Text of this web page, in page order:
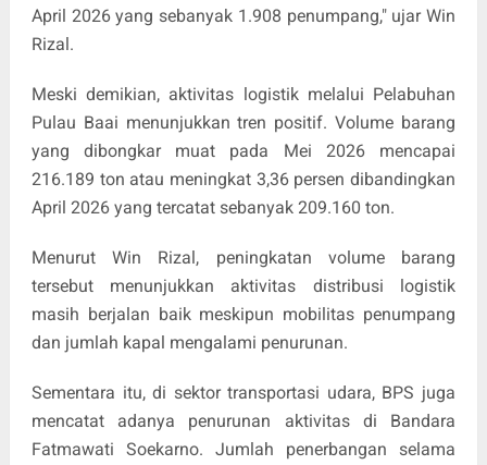
April 2026 yang sebanyak 1.908 penumpang," ujar Win
Rizal.
Meski demikian, aktivitas logistik melalui Pelabuhan
Pulau Baai menunjukkan tren positif. Volume barang
yang dibongkar muat pada Mei 2026 mencapai
216.189 ton atau meningkat 3,36 persen dibandingkan
April 2026 yang tercatat sebanyak 209.160 ton.
Menurut Win Rizal, peningkatan volume barang
tersebut menunjukkan aktivitas distribusi logistik
masih berjalan baik meskipun mobilitas penumpang
dan jumlah kapal mengalami penurunan.
Sementara itu, di sektor transportasi udara, BPS juga
mencatat adanya penurunan aktivitas di Bandara
Fatmawati Soekarno. Jumlah penerbangan selama